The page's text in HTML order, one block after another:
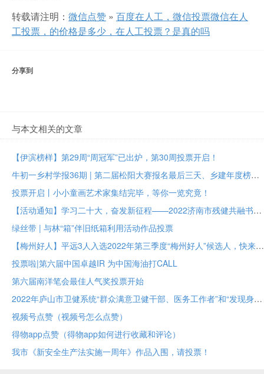
转载请注明： 微信点赞 » 百度在人工，微信投票微信在人
工投票，的价格是多少，在人工投票？是真的吗
分享到
与本文相关的文章
【伊滨榜样】第29周“周冠军”已出炉，第30周投票开启！
牛初一乡村学报36期 | 第二届松阳大赛报名最后三天、乡建年度榜样大众投票进行中
投票开启丨小小童画艺术家集结完毕，等你一览究竟！
【活动通知】学习二十大，奋发新征程——2022济南市残健共融书法美术作品展投票评选
绿丝带 | 与林“箱”伴旧纸箱利用活动作品投票
【梅州好人】平远3人入选2022年第三季度“梅州好人”候选人，快来为TA们投票！！
投票啦|第六届中国卓越IR 为中国海油打CALL
第六届南洋笔会最佳人气奖投票开始
2022年庐山市卫健系统“群众满意卫健干部、医务工作者”和“发现身边最美医护人员”投票评选
视频号点赞（视频号怎么点赞）
得物app点赞（得物app如何进行收藏和评论）
我市《新安全生产法实施一周年》作品入围，请投票！